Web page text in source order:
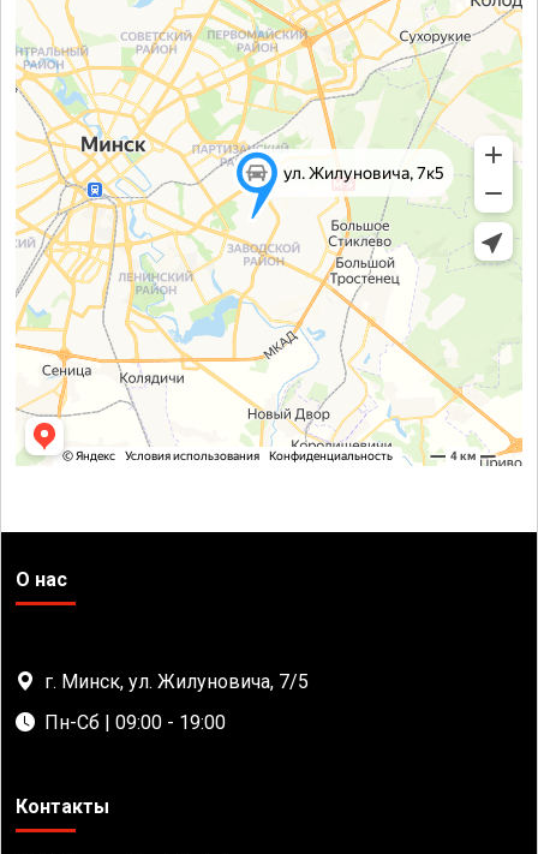
О нас
г. Минск, ул. Жилуновича, 7/5
Пн-Сб | 09:00 - 19:00
Контакты